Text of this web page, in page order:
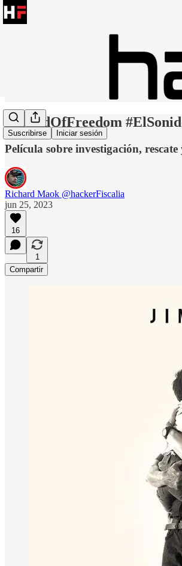
Suscribirse Iniciar sesión
#SoundOfFreedom
Película sobre investigación,
Richard Maok @hackerFiscalia
jun 25, 2023
16
1
Compartir